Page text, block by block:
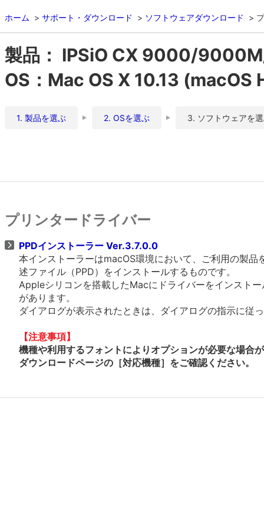
ホーム サポート・ダウンロード ソフトウェアダウンロード
製品： IPSiO CX 9000/
OS：Mac OS X 10.13 (macOS
1. 製品を選ぶ 2. OSを選ぶ 3. ソフトウェアを
プリンタードライバー
PPDインストーラー Ver.3.7.0.0
本インストーラーはmacOS環境において、ご利用の製
述ファイル（PPD）をインストールするものです。
Appleシリコンを搭載したMacにドライバーをインスト
があります。
ダイアログが表示されたときは、ダイアログの指示に従
【注意事項】
機種や利用するフォントによりオプションが必要な場合
ダウンロードページの［対応機種］をご確認ください。